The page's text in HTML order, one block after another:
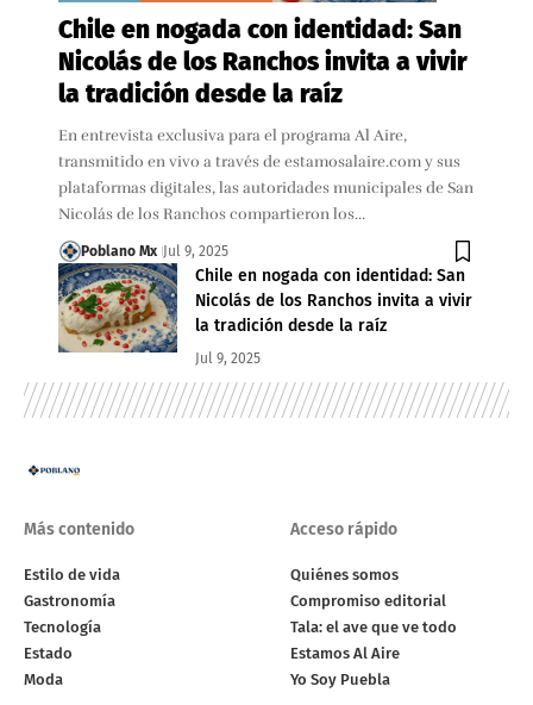
Chile en nogada con identidad: San
Nicolás de los Ranchos invita a vivir
la tradición desde la raíz
En entrevista exclusiva para el programa Al Aire,
transmitido en vivo a través de estamosalaire.com y sus
plataformas digitales, las autoridades municipales de San
Nicolás de los Ranchos compartieron los…
Poblano Mx Jul 9, 2025
Chile en nogada con identidad: San
Nicolás de los Ranchos invita a vivir
la tradición desde la raíz
Jul 9, 2025
Más contenido
Estilo de vida
Gastronomía
Tecnología
Estado
Moda
Acceso rápido
Quiénes somos
Compromiso editorial
Tala: el ave que ve todo
Estamos Al Aire
Yo Soy Puebla